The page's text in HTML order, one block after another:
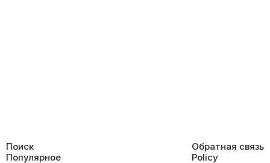
Поиск
Популярное
Обратная связь
Policy